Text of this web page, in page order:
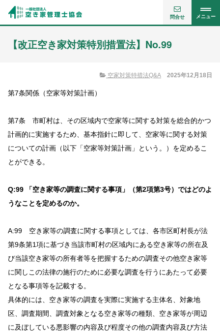
メニュー
問合せ
【改正空き家対策特別措置法】No.99
空家対策特措法Q&A 2025年12月18日
第7条関係（空家等対策計画）
第7条 市町村は、その区域内で空家等に関する対策を総合的かつ
計画的に実施するため、基本指針に即して、空家等に関する対策
についての計画（以下「空家等対策計画」という。）を定めるこ
とができる。
Q:99 「空き家等の調査に関する事項」（第2項第3号）ではどのよ
うなことを定めるのか。
A:99 空き家等の調査に関する事項としては、各市区町村長が法
第9条第1項に基づき当該市町村の区域内にある空き家等の所在及
び当該空き家等の所有者等を把握するための調査その他空き家等
に関しこの法律の施行のために必要な調査を行うにあたって必要
となる事項等を記載する。
具体的には、空き家等の調査を実際に実施する主体名、対象地
区、調査期間、調査対象となる空き家等の種類、空き家等が周辺
に及ぼしている悪影響の内容及び程度その他の調査内容及び方法